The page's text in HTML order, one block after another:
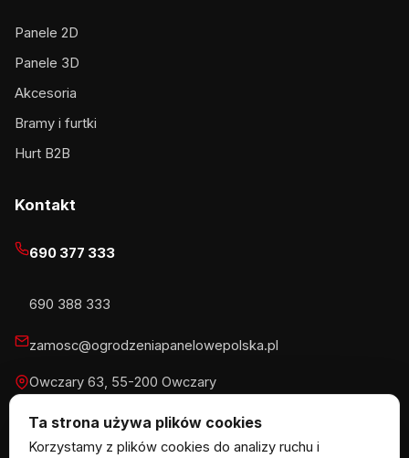
Ta strona używa plików cookies
Korzystamy z plików cookies do analizy ruchu i
Panele 2D
Panele 3D
Akcesoria
Bramy i furtki
Hurt B2B
Kontakt
690 377 333
690 388 333
zamosc@ogrodzeniapanelowepolska.pl
Owczary 63, 55-200 Owczary
Pn-Pt 8-16, Sb 8-13:30